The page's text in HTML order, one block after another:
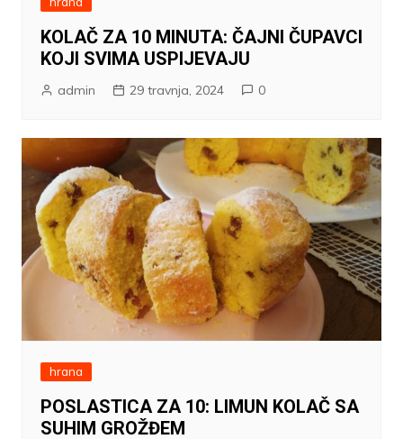
KOLAČ ZA 10 MINUTA: ČAJNI ČUPAVCI
KOJI SVIMA USPIJEVAJU
admin 29 travnja, 2024 0
hrana
POSLASTICA ZA 10: LIMUN KOLAČ SA
SUHIM GROŽĐEM